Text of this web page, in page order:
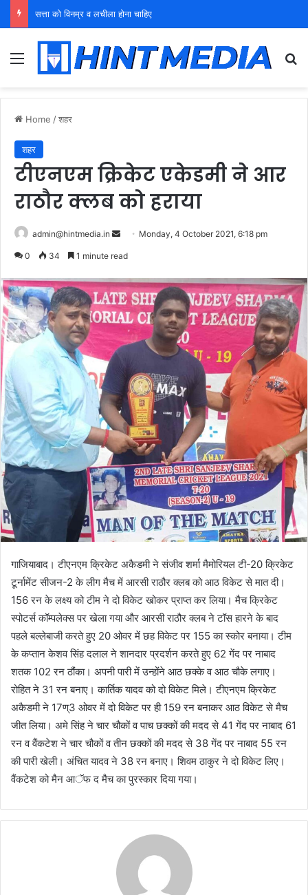
युवा शक्ति को पहचाने बूढ़ा नेतृत्व
Menu
Home /शहर
शहर
टीएनएम क्रिकेट एकेडमी ने आर
राठौर क्लब को हराया
admin@hintmedia.in
Send Monday, 4 October 2021, 6:18 pm
0 34 1 minute read
गाजियाबाद। टीएनएम क्रिकेट अकैडमी ने संजीव शर्मा मैमोरियल टी-20 क्रिकेट
टूर्नामेंट सीजन-2 के लीग मैच में आरसी राठौर क्लब को आठ विकेट से मात दी।
156 रन के लक्ष्य को टीम ने दो विकेट खोकर प्राप्त कर लिया। मैच क्रिकेट
स्पोटर्स कॉम्पलेक्स पर खेला गया और आरसी राठौर क्लब ने टॉस हारने के बाद
पहले बल्लेबाजी करते हुए 20 ओवर में छह विकेट पर 155 का स्कोर बनाया। टीम
के कप्तान केशव सिंह दलाल ने शानदार प्रदर्शन करते हुए 62 गेंद पर नाबाद
शतक 102 रन ठौंका। अपनी पारी में उन्होंने आठ छक्के व आठ चौके लगाए।
रोहित ने 31 रन बनाए। कार्तिक यादव को दो विकेट मिले। टीएनएम क्रिकेट
अकैडमी ने 17ण्3 ओवर में दो विकेट पर ही 159 रन बनाकर आठ विकेट से मैच
जीत लिया। अमे सिंह ने चार चौकों व पाच छक्कों की मदद से 41 गेंद पर नाबाद 61
रन व वैंकटेश ने चार चौकों व तीन छक्कों की मदद से 38 गेंद पर नाबाद 55 रन
की पारी खेली। अंचित यादव ने 38 रन बनाए। शिवम ठाकुर ने दो विकेट लिए।
वैंकटेश को मैन आॅफ द मैच का पुरस्कार दिया गया।